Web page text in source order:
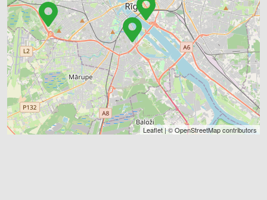
Leaflet| ©OpenStreetMapcontributors